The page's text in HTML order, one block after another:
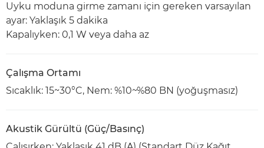
Uyku moduna girme zamanı için gereken varsayılan
ayar: Yaklaşık 5 dakika
Kapalıyken: 0,1 W veya daha az
Çalışma Ortamı
Sıcaklık: 15~30°C, Nem: %10~%80 BN (yoğuşmasız)
Akustik Gürültü (Güç/Basınç)